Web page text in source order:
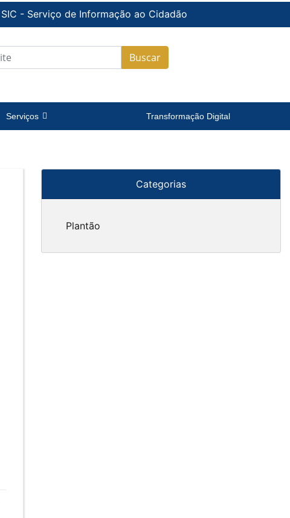
SIC - Serviço de Informação ao Cidadão
Buscar
Serviços Transformação Digital
Categorias
Plantão